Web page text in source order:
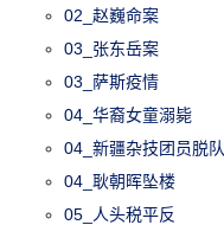
02_赵巍命案
03_张东岳案
03_萨斯疫情
04_华裔女童溺毙
04_新疆杂技团员脱队
04_耿朝晖坠楼
05_人头税平反